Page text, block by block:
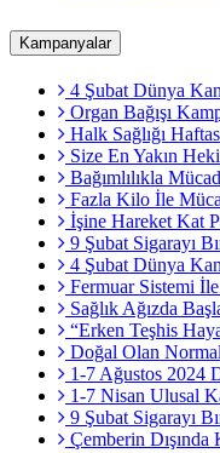
Kampanyalar
4 Şubat Dünya
Organ Bağışı
Halk Sağlığı
Size En Yakın
Bağımlılıkla
Fazla Kilo İle
İşine Hareket Kat
9 Şubat Sigarayı
4 Şubat Dünya
Fermuar Sistemi
Sağlık Ağızda
“Erken Teşhis
Doğal Olan
1-7 Ağustos 2024
1-7 Nisan Ulusal
9 Şubat Sigarayı
Çemberin